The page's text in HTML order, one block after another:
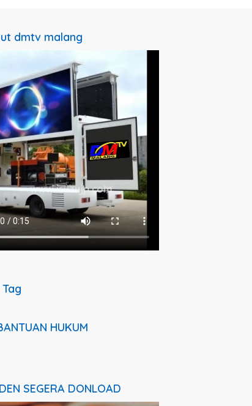
dmtv malang
HUKUM
SEGERA DONLOAD